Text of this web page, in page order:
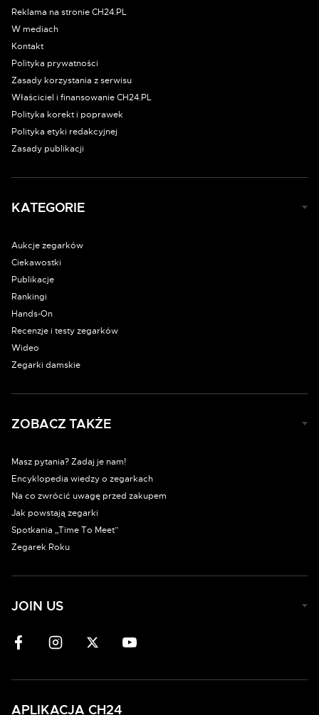
Reklama na stronie CH24.PL
W mediach
Kontakt
Polityka prywatności
Zasady korzystania z serwisu
Właściciel i finansowanie CH24.PL
Polityka korekt i poprawek
Polityka etyki redakcyjnej
Zasady publikacji
KATEGORIE
Aukcje zegarków
Ciekawostki
Publikacje
Rankingi
Hands-On
Recenzje i testy zegarków
Wideo
Zegarki damskie
ZOBACZ TAKŻE
Masz pytania? Zadaj je nam!
Encyklopedia wiedzy o zegarkach
Na co zwrócić uwagę przed zakupem
Jak powstają zegarki
Spotkania „Time To Meet”
Zegarek Roku
JOIN US
APLIKACJA CH24